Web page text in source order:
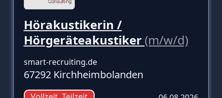
Hörakustikerin /
Hörgeräteakustiker (m/w/d)
smart-recruiting.de
67292 Kirchheimbolanden